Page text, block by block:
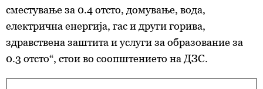
сместување за 0.4 отсто, домување, вода,
електрична енергија, гас и други горива,
здравствена заштита и услуги за образование за
0.3 отсто“, стои во соопштението на ДЗС.